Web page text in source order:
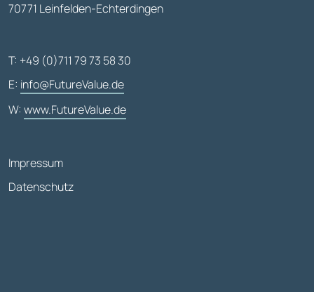
70771 Leinfelden-Echterdingen
T: +49 (0)711 79 73 58 30
E: info@FutureValue.de
W: www.FutureValue.de
Impressum
Datenschutz